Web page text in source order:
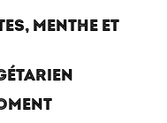
MENTHE ET